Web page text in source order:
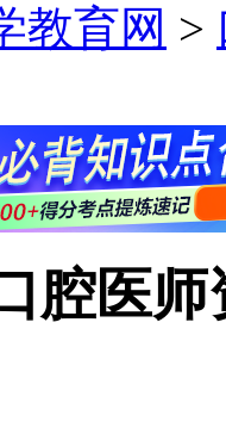
教育网 >
腔医